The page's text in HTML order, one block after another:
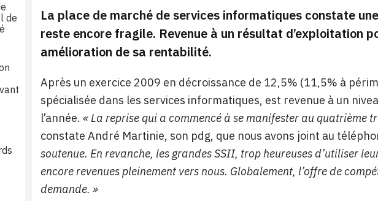
La place de marché de services informatiques constate
reste encore fragile. Revenue à un résultat d’exploitation
amélioration de sa rentabilité.
Après un exercice 2009 en décroissance de 12,5% (11,5% à
spécialisée dans les services informatiques, est revenue à un
l’année. «La reprise qui a commencé à se manifester au quatrième
constate André Martinie, son pdg, que nous avons joint au
soutenue. En revanche, les grandes SSII, trop heureuses d’utiliser
encore revenues pleinement vers nous. Globalement, l’offre de
demande. »
de